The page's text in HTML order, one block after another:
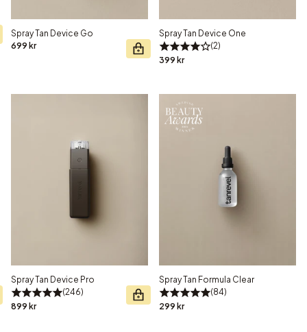
Spray Tan Device Go
699 kr
Spray Tan Device One
2
399 kr
Spray Tan Device Pro
246
899 kr
Spray Tan Formula Clear
84
299 kr